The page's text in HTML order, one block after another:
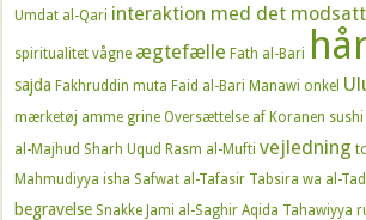
Umdat al-Qari interaktion med det
spiritualitet vågne ægtefælle Fath al-Bari
sajda Fakhruddin muta Faid al-Bari Manawi onkel
mærketøj amme grine Oversættelse af Koranen sushi
al-Majhud Sharh Uqud Rasm al-Mufti vejledning
Mahmudiyya isha Safwat al-Tafasir Tabsira wa al-
begravelse Snakke Jami al-Saghir Aqida Tahawiyya